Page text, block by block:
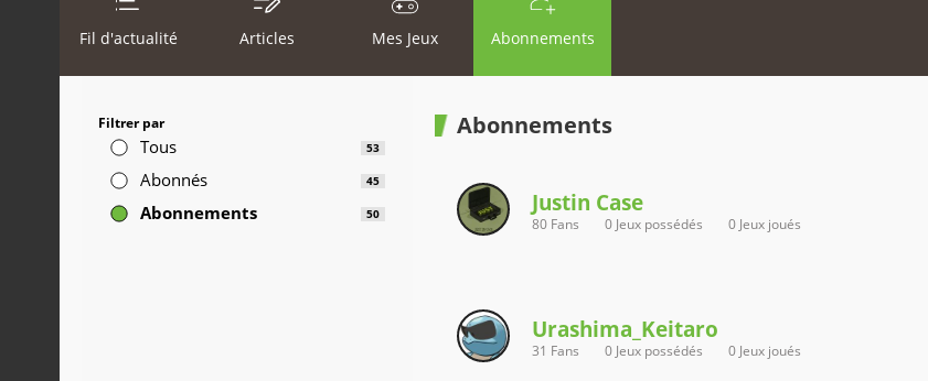
Fil d'actualité Articles Mes Jeux Abonnements
Filtrer par
Tous 53
Abonnés 45
Abonnements 50
Abonnements
Justin Case
80 Fans 0 Jeux possédés 0 Jeux joués
Urashima_Keitaro
31 Fans 0 Jeux possédés 0 Jeux joués